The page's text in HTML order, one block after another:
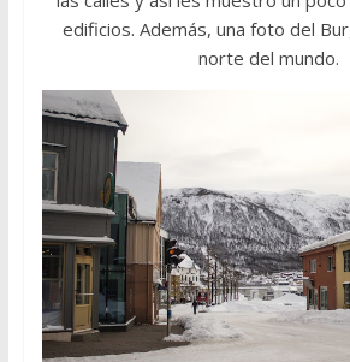
edificios. Además, una foto del
norte del mundo.